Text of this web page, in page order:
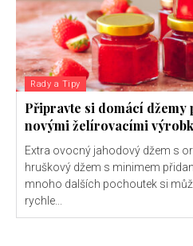
Rady a Tipy
Připravte si domácí džemy
novými želírovacími
Extra ovocný jahodový džem s
hruškový džem s minimem
mnoho dalších pochoutek si
rychle...